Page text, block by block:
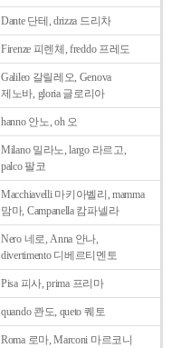
Dante 단테, drizza 드리차
Firenze 피렌체, freddo 프레도
Galileo 갈릴레오, Genova
제노바, gloria 글로리아
hanno 안노, oh 오
Milano 밀라노, largo 라르고,
palco 팔코
Macchiavelli 마키아벨리, mamma
맘마, Campanella 캄파넬라
Nero 네로, Anna 안나,
divertimento 디베르티멘토
Pisa 피사, prima 프리마
quando 콴도, queto 퀘토
Roma 로마, Marconi 마르코니